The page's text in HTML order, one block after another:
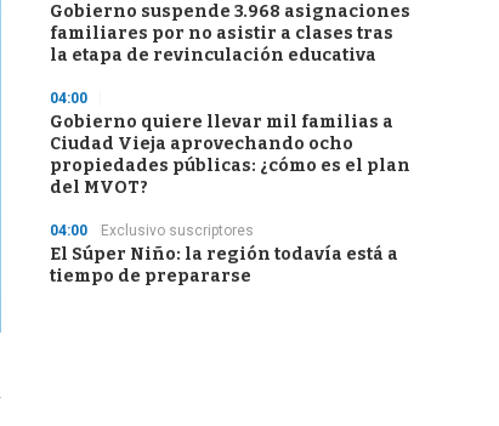
Gobierno suspende 3.968 asignaciones
familiares por no asistir a clases tras
la etapa de revinculación educativa
04:00
Gobierno quiere llevar mil familias a
Ciudad Vieja aprovechando ocho
propiedades públicas: ¿cómo es el plan
del MVOT?
04:00 Exclusivo suscriptores
El Súper Niño: la región todavía está a
tiempo de prepararse